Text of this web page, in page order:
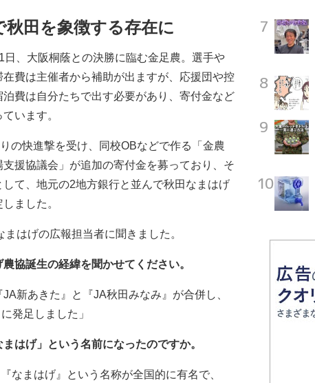
秋田を象徴する存在に
、大阪桐蔭との決勝に臨む金足農。選手や
在費は主催者から補助が出ますが、応援団や控
泊費は自分たちで出す必要があり、寄付金など
います。
の快進撃を受け、同校OBなどで作る「金農
支援協議会」が追加の寄付金を募っており、そ
して、地元の2地方銀行と並んで秋田なまはげ
ました。
はげの広報担当者に聞きました。
協誕生の経緯を聞かせてください。
新あきた』と『JA秋田みなみ』が合併し、
発足しました」
はげ」という名前になったのですか。
なまはげ』という名称が全国的に有名で、